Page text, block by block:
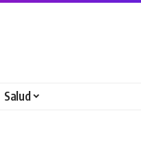
Salud